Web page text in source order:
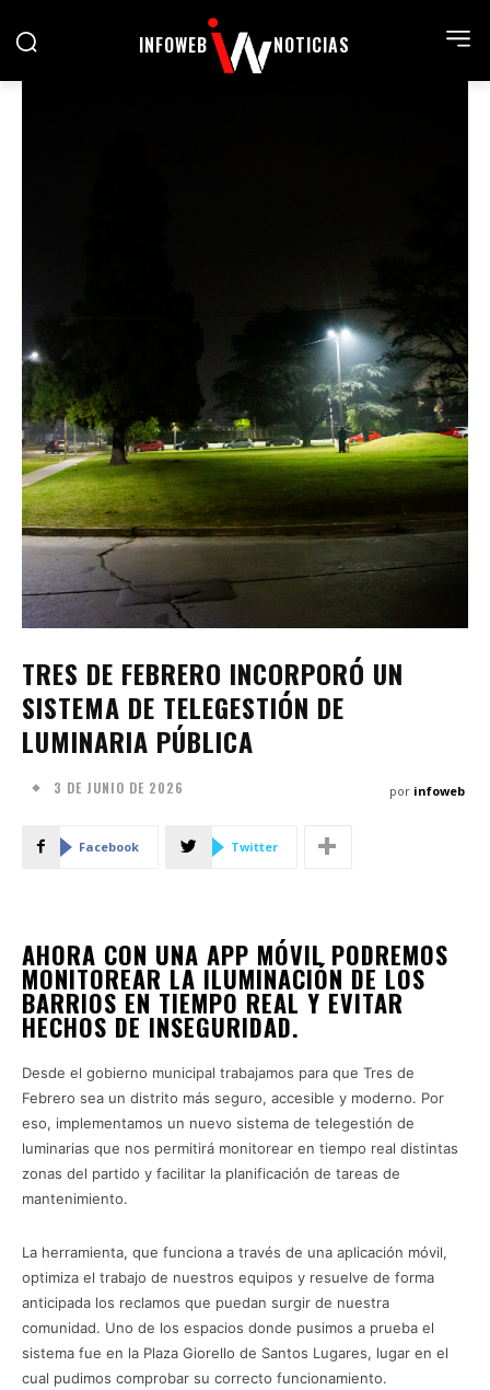
INFOWEB NOTICIAS
TRES DE FEBRERO INCORPORÓ UN
SISTEMA DE TELEGESTIÓN DE
LUMINARIA PÚBLICA
3 DE JUNIO DE 2026 por infoweb
Facebook Twitter
AHORA CON UNA APP MÓVIL PODREMOS
MONITOREAR LA ILUMINACIÓN DE LOS
BARRIOS EN TIEMPO REAL Y EVITAR
HECHOS DE INSEGURIDAD.
Desde el gobierno municipal trabajamos para que Tres de
Febrero sea un distrito más seguro, accesible y moderno. Por
eso, implementamos un nuevo sistema de telegestión de
luminarias que nos permitirá monitorear en tiempo real distintas
zonas del partido y facilitar la planificación de tareas de
mantenimiento.
La herramienta, que funciona a través de una aplicación móvil,
optimiza el trabajo de nuestros equipos y resuelve de forma
anticipada los reclamos que puedan surgir de nuestra
comunidad. Uno de los espacios donde pusimos a prueba el
sistema fue en la Plaza Giorello de Santos Lugares, lugar en el
cual pudimos comprobar su correcto funcionamiento.